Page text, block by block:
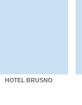
HOTEL BRUSNO